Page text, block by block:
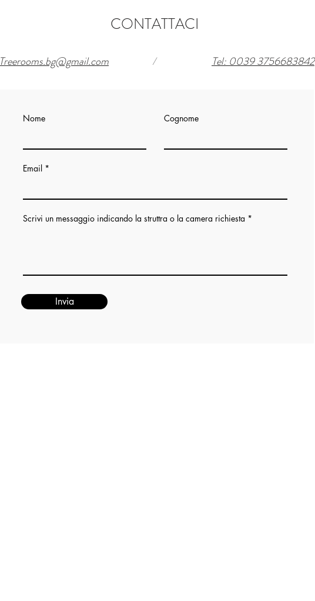
CONTATTACI
Treerooms.bg@gmail.com / Tel: 0039 3756683842
Nome Cognome
Email
Scrivi un messaggio indicando la struttra o la camera richiesta
Invia